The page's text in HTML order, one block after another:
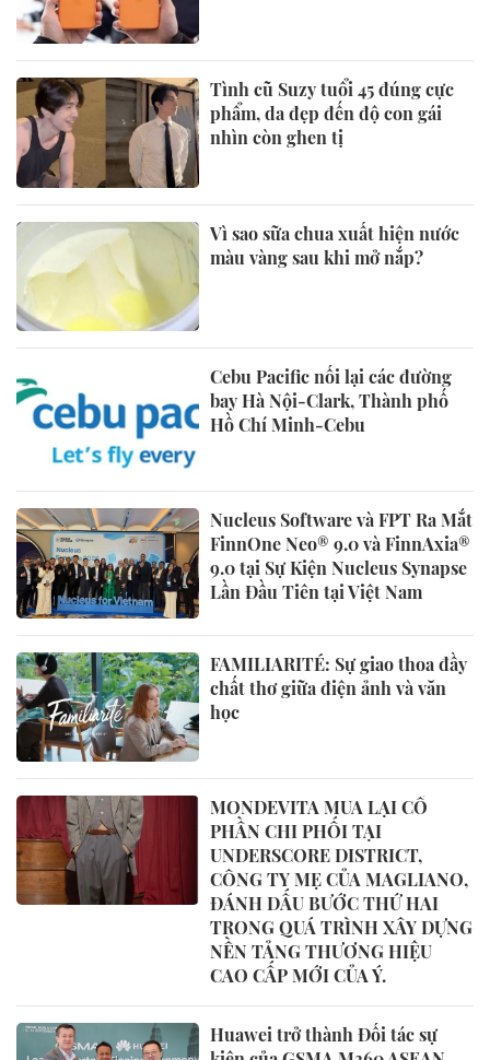
Tình cũ Suzy tuổi 45 đúng cực
phẩm, da đẹp đến độ con gái
nhìn còn ghen tị
Vì sao sữa chua xuất hiện nước
màu vàng sau khi mở nắp?
Cebu Pacific nối lại các đường
bay Hà Nội-Clark, Thành phố
Hồ Chí Minh-Cebu
Nucleus Software và FPT Ra Mắt
FinnOne Neo® 9.0 và FinnAxia®
9.0 tại Sự Kiện Nucleus Synapse
Lần Đầu Tiên tại Việt Nam
FAMILIARITÉ: Sự giao thoa đầy
chất thơ giữa điện ảnh và văn
học
MONDEVITA MUA LẠI CỔ
PHẦN CHI PHỐI TẠI
UNDERSCORE DISTRICT,
CÔNG TY MẸ CỦA MAGLIANO,
ĐÁNH DẤU BƯỚC THỨ HAI
TRONG QUÁ TRÌNH XÂY DỰNG
NỀN TẢNG THƯƠNG HIỆU
CAO CẤP MỚI CỦA Ý.
Huawei trở thành Đối tác sự